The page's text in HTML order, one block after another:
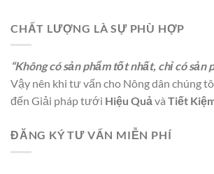
CHẤT LƯỢNG LÀ SỰ PHÙ HỢP
“Không có sản phẩm tốt nhất, chỉ có sản
Vậy nên khi tư vấn cho Nông dân chúng
đến Giải pháp tưới Hiệu Quảvà Tiết
ĐĂNG KÝ TƯ VẤN MIỄN PHÍ